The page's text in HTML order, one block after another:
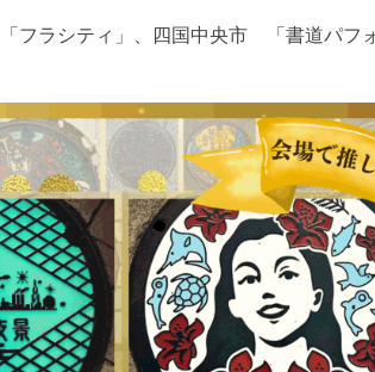
ラシティ」、四国中央市 「書道パフ